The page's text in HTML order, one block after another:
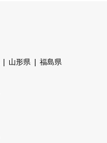
山形県
福島県